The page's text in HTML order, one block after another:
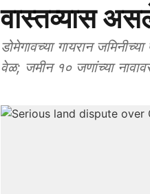
वास्तव्यास
डोमेगावच्या गायरान
वेळ; जमीन १० जणांच्या